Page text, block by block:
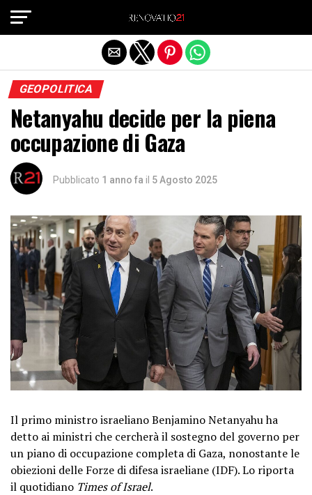
GEOPOLITICA
Netanyahu decide per la piena
occupazione di Gaza
Pubblicato 1 anno fa il 5 Agosto 2025
Il primo ministro israeliano Benjamino Netanyahu ha
detto ai ministri che cercherà il sostegno del governo per
un piano di occupazione completa di Gaza, nonostante le
obiezioni delle Forze di difesa israeliane (IDF). Lo riporta
il quotidiano Times of Israel.
Exit mobile version